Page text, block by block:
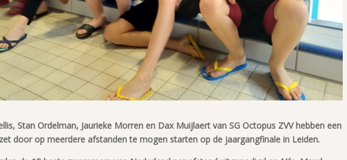
Stan Ordelman, Jaurieke Morren en Dax Muijlaert van SG Octopus ZVV hebben een
door op meerdere afstanden te mogen starten op de jaargangfinale in Leiden.